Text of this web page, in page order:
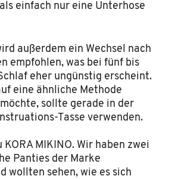
einfach nur eine Unterhose
außerdem ein Wechsel nach
empfohlen, was bei fünf bis
eher ungünstig erscheint.
eine ähnliche Methode
sollte gerade in der
Tasse verwenden.
MIKINO. Wir haben zwei
Panties der Marke
wollten sehen, wie es sich